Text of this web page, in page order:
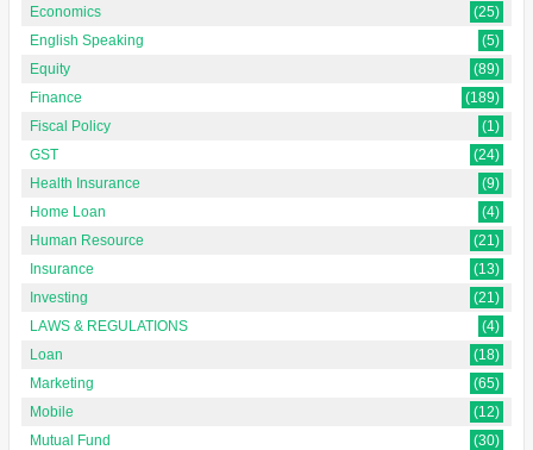
Economics
(25)
English Speaking
(5)
Equity
(89)
Finance
(189)
Fiscal Policy
(1)
GST
(24)
Health Insurance
(9)
Home Loan
(4)
Human Resource
(21)
Insurance
(13)
Investing
(21)
LAWS & REGULATIONS
(4)
Loan
(18)
Marketing
(65)
Mobile
(12)
Mutual Fund
(30)